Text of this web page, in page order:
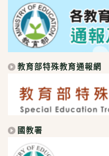
教育部特殊教育通報網
國教署